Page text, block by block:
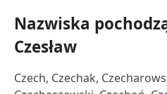
Nazwiska
Czesław
Czech, Czechak,